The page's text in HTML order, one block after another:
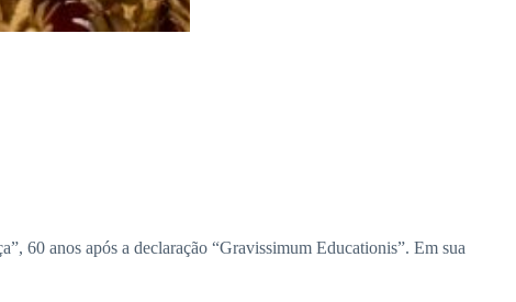
60 anos após a declaração “Gravissimum Educationis”. Em sua